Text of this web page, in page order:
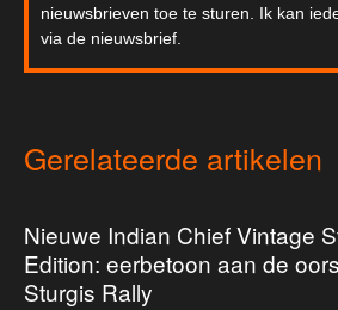
nieuwsbrieven toe te sturen. Ik kan
via de nieuwsbrief.
Gerelateerde artikelen
Nieuwe Indian Chief Vintage
Edition: eerbetoon aan de
Sturgis Rally